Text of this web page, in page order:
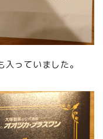
っていました。